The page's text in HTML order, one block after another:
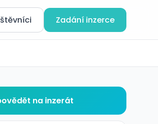
Zadání inzerce
na inzerát